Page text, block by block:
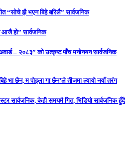
“सोचे झै भएन बिहे बरिलै” सार्वजनिक
आजै हो” सार्वजनिक
– २०८३” को उत्कृष्ट पाँच मनोनयन सार्वजनिक
भा छैन, म पोइला गा छैन’ले तीजमा ल्यायो नयाँ तरंग
सार्वजनिक, केही समयमै गित, भिडियो सार्वजनिक हुँदै